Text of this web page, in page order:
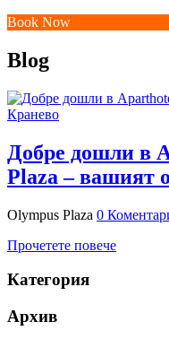
Book Now
Blog
Добре дошли в
Plaza – вашият
Olympus Plaza 0
Прочетете повече
Категория
Архив